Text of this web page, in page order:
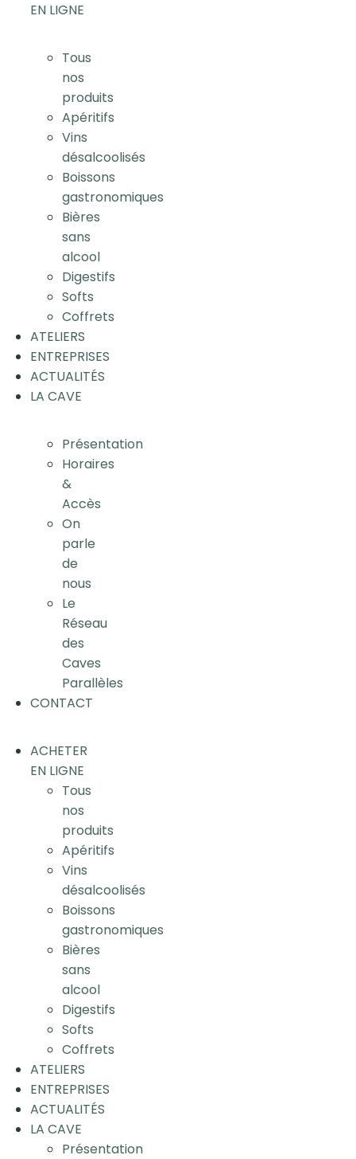
EN LIGNE
Tous
nos
produits
Apéritifs
Vins
désalcoolisés
Boissons
gastronomiques
Bières
sans
alcool
Digestifs
Softs
Coffrets
ATELIERS
ENTREPRISES
ACTUALITÉS
LA CAVE
Présentation
Horaires
&
Accès
On
parle
de
nous
Le
Réseau
des
Caves
Parallèles
CONTACT
ACHETER
EN LIGNE
Tous
nos
produits
Apéritifs
Vins
désalcoolisés
Boissons
gastronomiques
Bières
sans
alcool
Digestifs
Softs
Coffrets
ATELIERS
ENTREPRISES
ACTUALITÉS
LA CAVE
Présentation